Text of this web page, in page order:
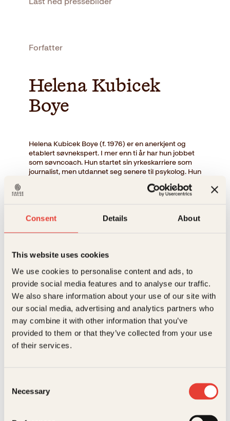
Consent Details About
This website uses cookies
We use cookies to personalise content and ads, to
provide social media features and to analyse our traffic.
We also share information about your use of our site with
our social media, advertising and analytics partners who
may combine it with other information that you’ve
provided to them or that they’ve collected from your use
of their services.
Selection
Necessary
Forfatter
Helena Kubicek
Boye
Helena Kubicek Boye (f. 1976) er en anerkjent og
etablert søvnekspert. I mer enn ti år har hun jobbet
som søvncoach. Hun startet sin yrkeskarriere som
journalist, men utdannet seg senere til psykolog. Hun
ofte i media som ekspert på søvn og
søvnproblemer. I 2018 lagde hun en TEDx om søvn
årets nytenker i 2010, og ble nominert til Stora
Bøker av Helena Kubicek Boye